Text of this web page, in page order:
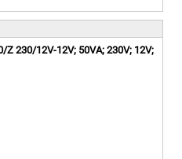
230/12V-12V; 50VA; 230V; 12V;